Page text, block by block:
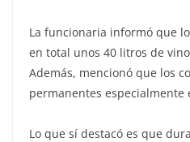
La funcionaria informó que
en total unos 40 litros de
Además, mencionó que los
permanentes especialmente
Lo que sí destacó es que